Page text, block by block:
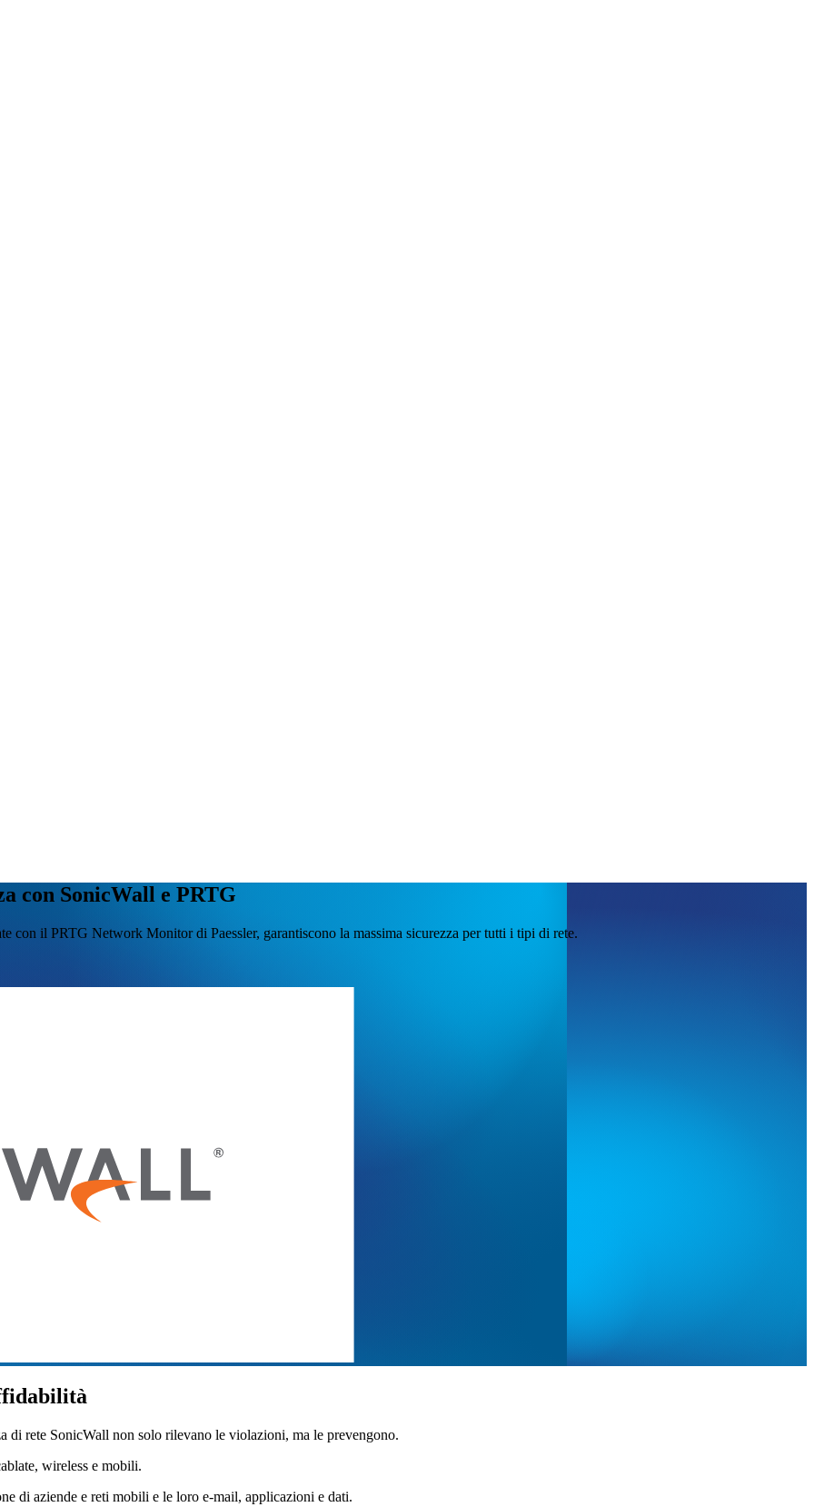
con SonicWall e PRTG
con il PRTG Network Monitor di Paessler, garantiscono la massima sicurezza per tutti i tipi di rete.
rete SonicWall non solo rilevano le violazioni, ma le prevengono.
wireless e mobili.
di aziende e reti mobili e le loro e-mail, applicazioni e dati.